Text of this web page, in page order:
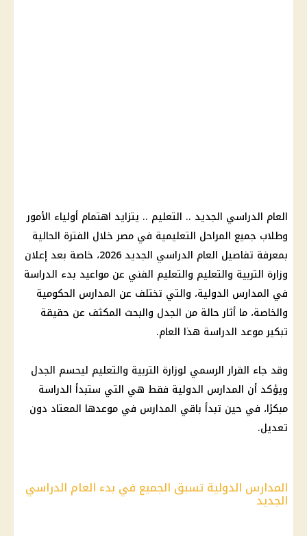
العام الدراسي الجديد .. التعليم .. يتزايد اهتمام أولياء الأمور
وطلاب جميع المراحل التعليمية في مصر خلال الفترة الحالية
بمعرفة تفاصيل العام الدراسي الجديد 2026، خاصة بعد إعلان
وزارة التربية والتعليم والتعليم الفني عن مواعيد بدء الدراسة
في المدارس الدولية، والتي تختلف عن المدارس الحكومية
والخاصة، ما أثار حالة من الجدل والبحث المكثف عن حقيقة
تبكير موعد الدراسة هذا العام.
وقد جاء القرار الرسمي لوزارة التربية والتعليم ليحسم الجدل
ويؤكد أن المدارس الدولية فقط هي التي ستبدأ الدراسة
مبكرًا، في حين تبدأ باقي المدارس في موعدها المعتاد دون
تعديل.
المدارس الدولية تسبق الجميع في بدء العام الدراسي
الجديد